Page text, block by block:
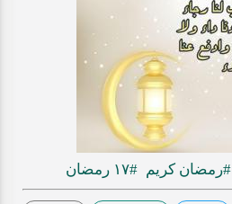
#رمضان كريم #١٧ رمضان